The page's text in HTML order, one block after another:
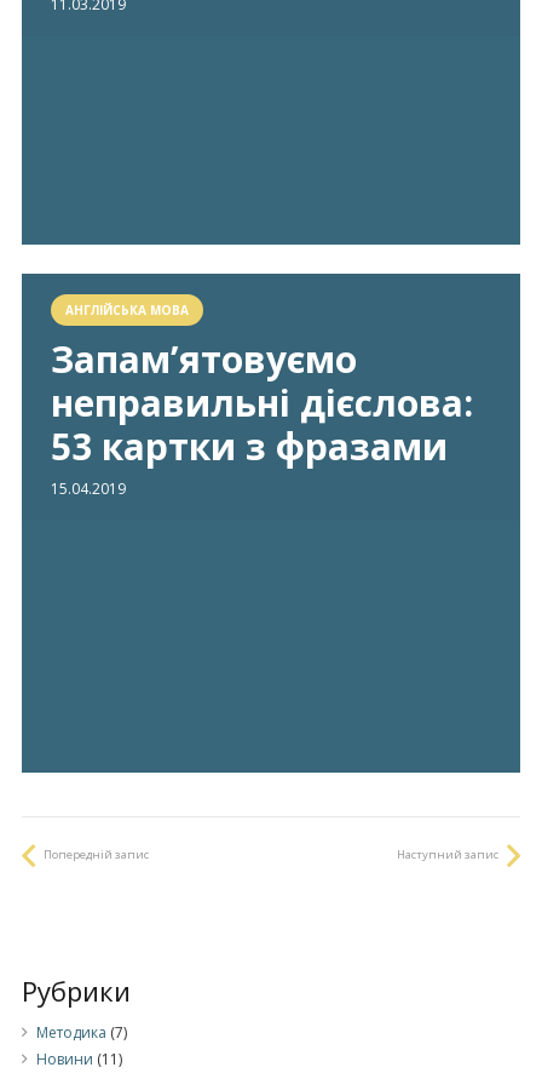
АНГЛІЙСЬКА МОВА
Запам’ятовуємо
неправильні дієслова:
53 картки з фразами
15.04.2019
Попередній запис Наступний запис
Рубрики
Методика (7)
Новини (11)